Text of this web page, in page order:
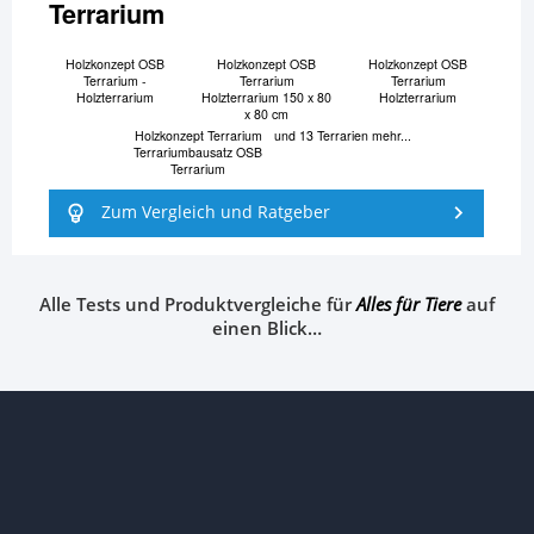
Terrarium
Holzkonzept OSB
Terrarium -
Holzterrarium
Holzkonzept OSB
Terrarium
Holzterrarium 150 x 80
x 80 cm
Holzkonzept OSB
Terrarium
Holzterrarium
Holzkonzept Terrarium
Terrariumbausatz OSB
Terrarium
und 13 Terrarien mehr...
Zum Vergleich und Ratgeber
Alle Tests und Produktvergleiche fürAlles für Tiereauf
einen Blick…